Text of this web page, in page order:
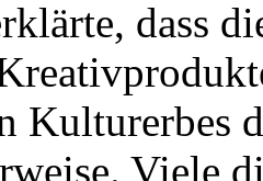
dass
Kulturerbes
Viele